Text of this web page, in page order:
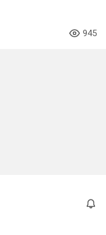
945